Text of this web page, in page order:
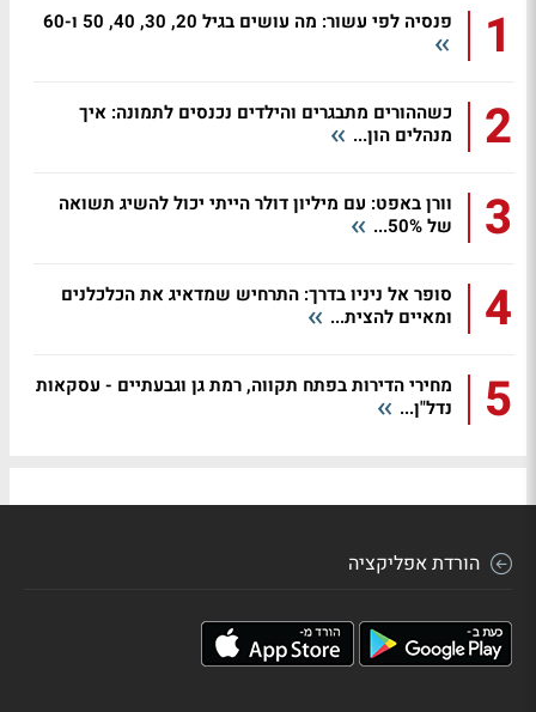
1 פנסיה לפי עשור: מה עושים בגיל 20, 30, 40, 50 ו-60
2
כשההורים מתבגרים והילדים נכנסים לתמונה: איך
מנהלים הון...
3
וורן באפט: עם מיליון דולר הייתי יכול להשיג תשואה
של 50%...
4
סופר אל ניניו בדרך: התרחיש שמדאיג את הכלכלנים
ומאיים להצית...
5
מחירי הדירות בפתח תקווה, רמת גן וגבעתיים - עסקאות
נדל"ן...
הורדת אפליקציה